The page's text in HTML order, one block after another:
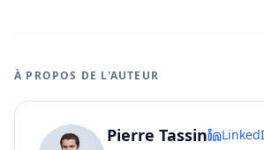
À PROPOS DE L'AUTEUR
Pierre Tassin